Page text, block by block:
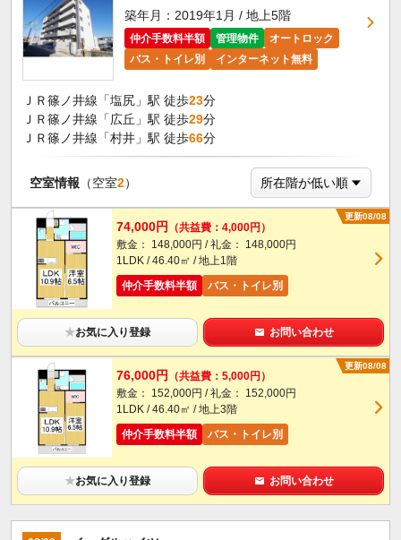
築年月：2019年1月 / 地上5階
仲介手数料半額 管理物件
オートロック
バス・トイレ別
インターネット無料
ＪＲ篠ノ井線「塩尻」駅 徒歩23分
ＪＲ篠ノ井線「広丘」駅 徒歩29分
ＪＲ篠ノ井線「村井」駅 徒歩66分
空室情報 （空室2）
更新08/08
74,000円
（共益費：4,000円）
敷金： 148,000円 / 礼金： 148,000円
1LDK / 46.40㎡ / 地上1階
仲介手数料半額
バス・トイレ別
★お気に入り登録 お問い合わせ
更新08/08
76,000円
（共益費：5,000円）
敷金： 152,000円 / 礼金： 152,000円
1LDK / 46.40㎡ / 地上3階
仲介手数料半額
バス・トイレ別
★お気に入り登録 お問い合わせ